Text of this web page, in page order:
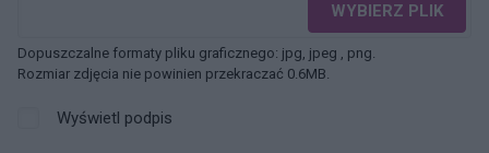
WYBIERZ PLIK
Dopuszczalne formaty pliku graficznego: jpg, jpeg , png.
Rozmiar zdjęcia nie powinien przekraczać 0.6MB.
Wyświetl podpis